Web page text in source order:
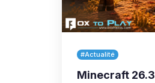
#Actualité
Minecraft